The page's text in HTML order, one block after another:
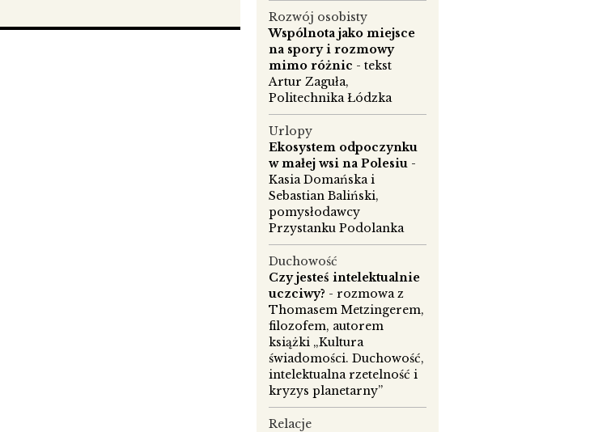
Rozwój osobisty
Wspólnota jako miejsce
na spory i rozmowy
mimo różnic - tekst
Artur Zaguła,
Politechnika Łódzka
Urlopy
Ekosystem odpoczynku
w małej wsi na Polesiu -
Kasia Domańska i
Sebastian Baliński,
pomysłodawcy
Przystanku Podolanka
Duchowość
Czy jesteś intelektualnie
uczciwy? - rozmowa z
Thomasem Metzingerem,
filozofem, autorem
książki „Kultura
świadomości. Duchowość,
intelektualna rzetelność i
kryzys planetarny”
Relacje